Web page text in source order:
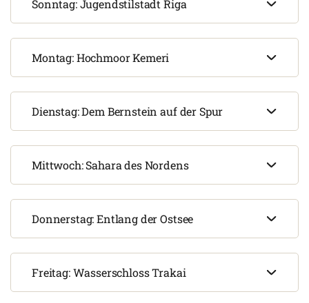
Sonntag: Jugendstilstadt Riga
Montag: Hochmoor Kemeri
Dienstag: Dem Bernstein auf der Spur
Mittwoch: Sahara des Nordens
Donnerstag: Entlang der Ostsee
Freitag: Wasserschloss Trakai